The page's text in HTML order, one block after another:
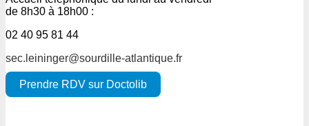
de 8h30 à 18h00 :
02 40 95 81 44
sec.leininger@sourdille-atlantique.fr
Prendre RDV sur Doctolib